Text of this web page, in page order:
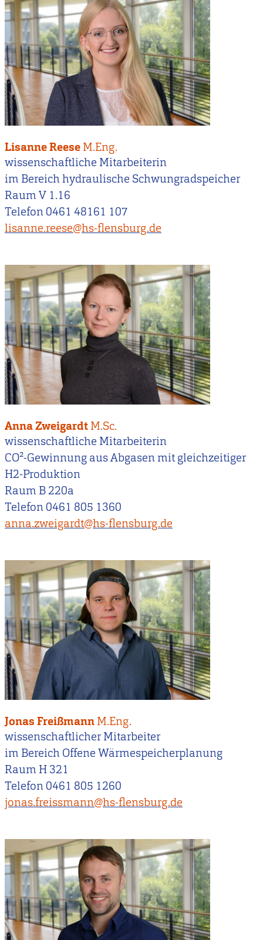
Lisanne Reese M.Eng.
wissenschaftliche Mitarbeiterin
im Bereich hydraulische Schwungradspeicher
Raum V 1.16
Telefon 0461 48161 107
lisanne.reese@hs-flensburg.de
Anna Zweigardt M.Sc.
wissenschaftliche Mitarbeiterin
CO²-Gewinnung aus Abgasen mit gleichzeitiger
H2-Produktion
Raum B 220a
Telefon 0461 805 1360
anna.zweigardt@hs-flensburg.de
Jonas Freißmann M.Eng.
wissenschaftlicher Mitarbeiter
im Bereich Offene Wärmespeicherplanung
Raum H 321
Telefon 0461 805 1260
jonas.freissmann@hs-flensburg.de